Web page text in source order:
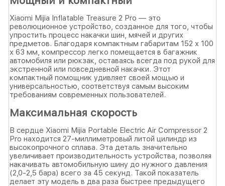
Xiaomi Mijia Inflatable Treasure 2 Pro — это
революционное устройство, созданное для того, чтобы
упростить процесс накачки шин, мячей и других
предметов. Благодаря компактным габаритам 152 х 100
х 63 мм, компрессор легко помещается в багажник
автомобиля или рюкзак, оставаясь всегда под рукой для
экстренной или повседневной накачки. Этот
компактный помощник удивляет своей мощью и
универсальностью, соответствуя самым высоким
требованиям современных пользователей.
Максимальная скорость
В сердце Xiaomi Mijia Portable Electric Air Compressor 2
Pro находится 27-миллиметровый литой цилиндр из
высокопрочного сплава. Эта деталь значительно
увеличивает производительность устройства, позволяя
накачивать автомобильную шину до нужного давления
(2,0-2,5 бара) всего за 45 секунд. Такой показатель
делает эту модель в два раза быстрее предыдущего